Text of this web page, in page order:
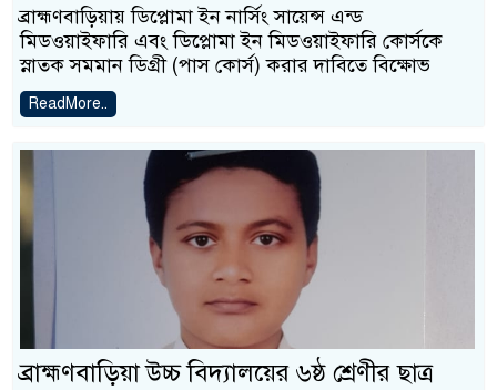
ব্রাহ্মণবাড়িয়ায় ডিপ্লোমা ইন নার্সিং সায়েন্স এন্ড
মিডওয়াইফারি এবং ডিপ্লোমা ইন মিডওয়াইফারি কোর্সকে
স্নাতক সমমান ডিগ্রী (পাস কোর্স) করার দাবিতে বিক্ষোভ
ReadMore..
ব্রাহ্মণবাড়িয়া উচ্চ বিদ্যালয়ের ৬ষ্ঠ শ্রেণীর ছাত্র